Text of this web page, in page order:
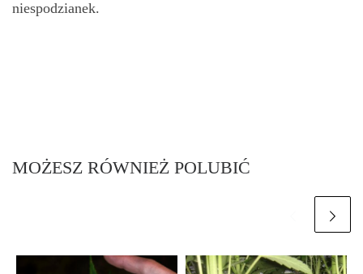
niespodzianek.
MOŻESZ RÓWNIEŻ POLUBIĆ